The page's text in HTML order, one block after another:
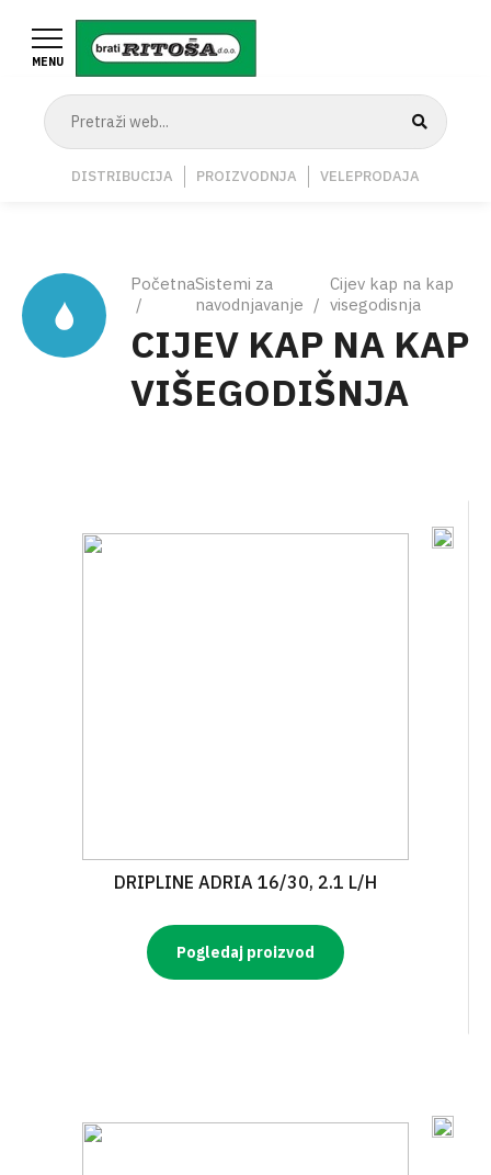
glavni
Navigation
DISTRIBUCIJA PROIZVODNJA VELEPRODAJA
MENU
Breadcrumb
PočetnaSistemi za
navodnjavanje
Cijev kap na kap
visegodisnja
CIJEV KAP NA KAP
VIŠEGODIŠNJA
DRIPLINE ADRIA 16/30, 2.1 L/H
Pogledaj proizvod